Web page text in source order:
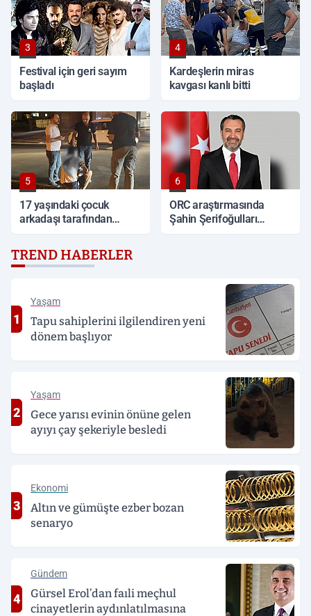
3
Festival için geri sayım
başladı
4
Kardeşlerin miras
kavgası kanlı bitti
5
17 yaşındaki çocuk
arkadaşı tarafından
6
ORC araştırmasında
Şahin Şerifoğulları
TREND HABERLER
1
Yaşam
Tapu sahiplerini ilgilendiren yeni
dönem başlıyor
2
Yaşam
Gece yarısı evinin önüne gelen
ayıyı çay şekeriyle besledi
3
Ekonomi
Altın ve gümüşte ezber bozan
senaryo
4
Gündem
Gürsel Erol’dan faıli meçhul
cinayetlerin aydınlatılmasına